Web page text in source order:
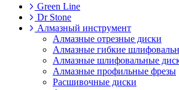
Green Line
Dr Stone
Алмазный инструмент
Алмазные отрезные диски
Алмазные гибкие
Алмазные шлифовальные
Алмазные профильные фрезы
Расшивочные диски